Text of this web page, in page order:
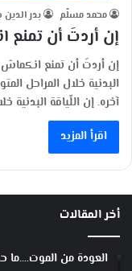
محمد مسلّم بدر
إن أردتَ أن
إن أردتَ أن تمنع
البدنية خلال المراحل
آخره. إن اللّياقة البدنية
اقرأ المزيد
أخر المقالات
العودة من الموت….ما